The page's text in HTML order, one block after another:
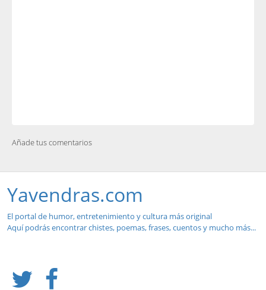
Añade tus comentarios
Yavendras.com
El portal de humor, entretenimiento y cultura más original
Aquí podrás encontrar chistes, poemas, frases, cuentos y mucho más...